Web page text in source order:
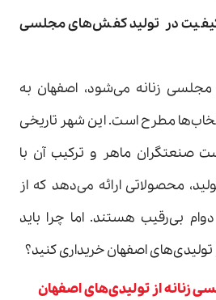
در تولید کفش‌های مجلسی
زنانه می‌شود، اصفهان به
مطرح است. این شهر تاریخی
صنعتگران ماهر و ترکیب آن با
محصولاتی ارائه می‌دهد که از
بی‌رقیب هستند. اما چرا باید
اصفهان خریداری کنید؟
زنانه از تولیدی‌های اصفهان